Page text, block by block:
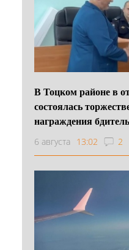
В Тоцком районе в
состоялась
награждения
6 августа 13:02 2